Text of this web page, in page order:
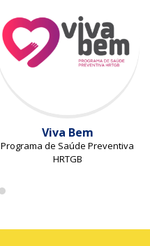
Viva Bem
Programa de Saúde Preventiva
HRTGB